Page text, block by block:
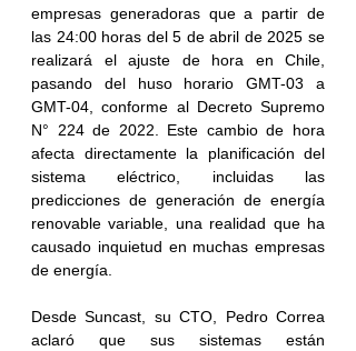
empresas generadoras que a partir de
las 24:00 horas del 5 de abril de 2025 se
realizará el ajuste de hora en Chile,
pasando del huso horario GMT-03 a
GMT-04, conforme al Decreto Supremo
N° 224 de 2022. Este cambio de hora
afecta directamente la planificación del
sistema eléctrico, incluidas las
predicciones de generación de energía
renovable variable, una realidad que ha
causado inquietud en muchas empresas
de energía.
Desde Suncast, su CTO, Pedro Correa
aclaró que sus sistemas están